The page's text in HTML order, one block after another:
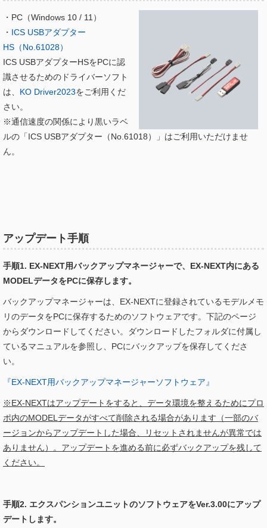
・PC（Windows 10 / 11）
・ ICS USBアダプター
HS（No.61028）
ICS USBアダプターHSをPCに認
識させるためのドライバーソフト
は、 KO Driver2023をご利用くだ
さい。
※通信速度の関係により黒いラベ
ルの「ICS USBアダプター（No.61018）」はご利用いただけませ
ん。
アップデート手順
手順1. EX-NEXT用バックアップマネージャーで、EX-NEXT内にある
MODELデータをPCに保存します。
バックアップマネージャーは、EX-NEXTに登録されているモデルメモ
リのデータをPCに保存するためのソフトウェアです。下記のページ
からダウンロードしてください。ダウンロードしたフォルダに付属し
ているマニュアルを参照し、PCにバックアップを保存してくださ
い。
『EX-NEXT用バックアップマネージャーソフトウェア』
※EX-NEXTはアップデートをすると、データ環境を整えるためにプロ
ポ内のMODELデータがすべて削除される場合があります（一部のバ
ージョンからアップデートした場合、リセットされませんが異常では
ありません）。アップデートを進める前に必ずバックアップを残して
ください。
手順2. エクスパンションユニットのソフトウェアをVer.3.00にアップ
デートします。